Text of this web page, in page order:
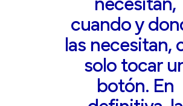
necesitan,
cuando y
las necesitan,
solo tocar
botón. En